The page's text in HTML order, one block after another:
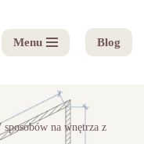
Menu Blog
sposobów na wnętrza z